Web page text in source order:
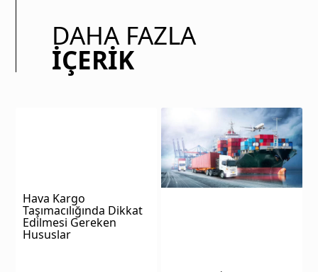
DAHA FAZLA
İÇERIK
Hava Kargo
Taşımacılığında Dikkat
Edilmesi Gereken
Hususlar